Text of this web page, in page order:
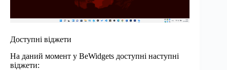
Доступні віджети
На даний момент у BeWidgets доступні наступні
віджети: